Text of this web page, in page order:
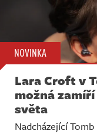
NOVINKA
Lara Croft v
možná
světa
Nadcházející